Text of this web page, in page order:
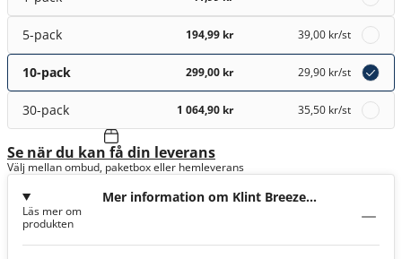
5-pack 194,99 kr 39,00 kr/st
10-pack 299,00 kr 29,90 kr/st
30-pack 1 064,90 kr 35,50 kr/st
Se när du kan få din leverans
Välj mellan ombud, paketbox eller hemleverans
Mer information om Klint Breeze
Läs mer om
produkten